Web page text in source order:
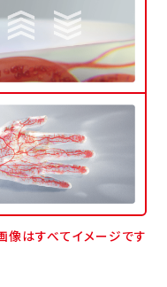
像はすべてイメージです